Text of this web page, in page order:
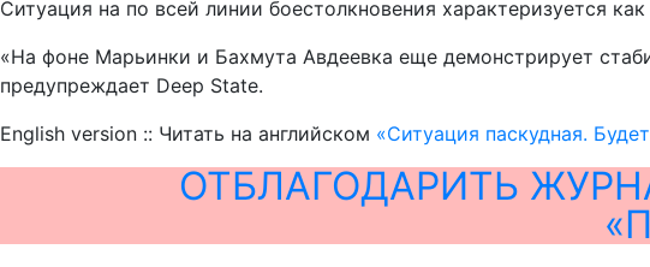
Ситуация на по всей линии боестолкновения характеризуется
«На фоне Марьинки и Бахмута Авдеевка еще демонстрирует
предупреждает Deep State.
English version :: Читать на английском «Ситуация паскудная.
ОТБЛАГОДАРИТЬ